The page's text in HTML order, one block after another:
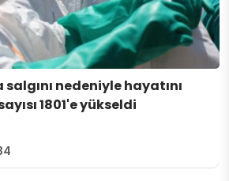
nedeniyle hayatını
1801'e yükseldi